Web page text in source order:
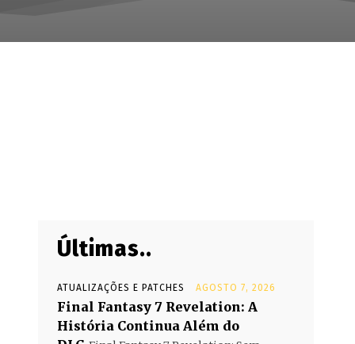
Últimas..
ATUALIZAÇÕES E PATCHES AGOSTO 7, 2026
Final Fantasy 7 Revelation: A
História Continua Além do